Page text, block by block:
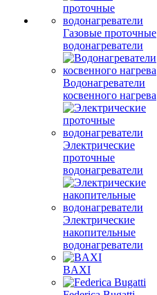
Газовые проточные
водонагреватели
Водонагреватели
косвенного нагрева
Электрические
проточные
водонагреватели
Электрические
накопительные
водонагреватели
BAXI